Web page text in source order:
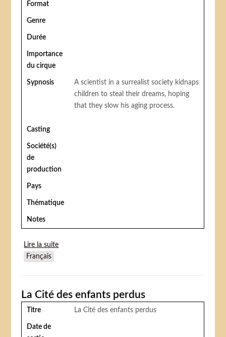
Format
Genre
Durée
Importance
du cirque
Sypnosis
A scientist in a surrealist society kidnaps
children to steal their dreams, hoping
that they slow his aging process.
Casting
Société(s)
de
production
Pays
Thématique
Notes
Lire la suite
Français
La Cité des enfants perdus
Titre La Cité des enfants perdus
Date de